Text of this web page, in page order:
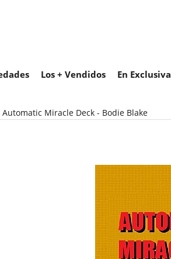
Los + Vendidos En Exclusiva
Automatic Miracle Deck - Bodie Blake